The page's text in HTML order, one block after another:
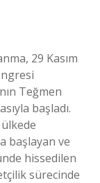
29 Kasım
Teğmen
başladı.
başlayan ve
hissedilen
sürecinde